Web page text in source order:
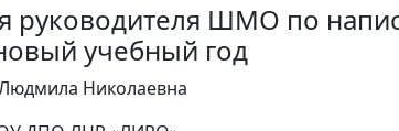
руководителя ШМО по
учебный год
Николаевна